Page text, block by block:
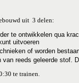
uit 3 delen:
te ontwikkelen qua
uitvoeren
of worden
reeds geleerde stof.
te trainen.